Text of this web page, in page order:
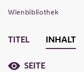
Wienbibliothek
TITEL INHALT
SEITE